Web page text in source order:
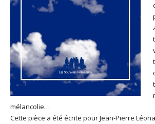
mélancolie…
Cette pièce a été écrite pour Jean-Pierre